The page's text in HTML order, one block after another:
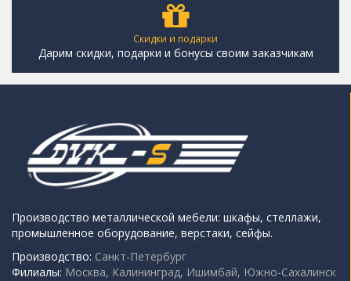
Скидки и подарки
Дарим скидки, подарки и бонусы своим заказчикам
Производство металлической мебели: шкафы, стеллажи,
промышленное оборудование, верстаки, сейфы.
Производство: Санкт-Петербург
Филиалы: Москва, Калининград, Ишимбай, Южно-Сахалинск